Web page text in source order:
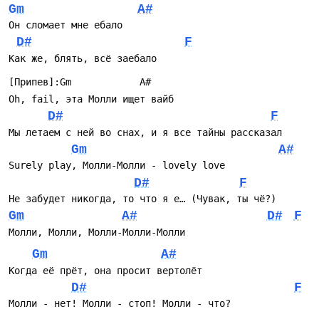
Gm A#
Он сломает мне ебало
D# F
Как же, блять, всё заебало
[Припев]:Gm            A#
Oh, fail, эта Молли ищет вайб
D# F
Мы летаем с ней во снах, и я все тайны рассказал
Gm A#
Surely play, Mолли-Молли - lovely love
D# F
Не забудет никогда, то что я е… (Чувак, ты чё?)
Gm A# D# F
Молли, Молли, Молли-Молли-Молли
Gm A#
Когда её прёт, она просит вертолёт
D# F
Молли - нет! Молли - стоп! Молли - что?